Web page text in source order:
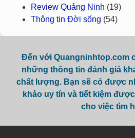
Review Quảng Ninh (19)
Thông tin Đời sống (54)
Đến với Quangninhtop.com
những thông tin đánh giá
chất lượng. Bạn sẽ có được
khảo uy tín và tiết kiệm
cho việc tìm